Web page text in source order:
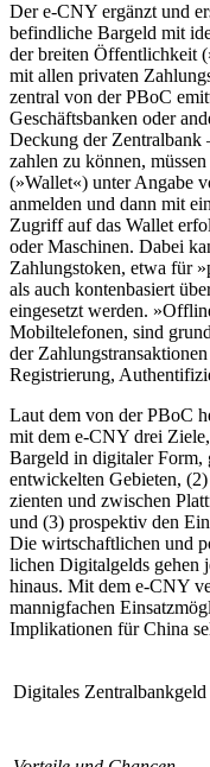
Der e-CNY ergänzt und
befindliche Bargeld mit
der breiten Öffentlichkeit
mit allen privaten
zentral von der PBoC
Geschäftsbanken oder
Deckung der
zahlen zu können,
(»Wallet«) unter Angabe
anmelden und dann mit
Zugriff auf das Wallet
oder Maschinen. Dabei
Zahlungstoken, etwa für
als auch kontenbasiert
eingesetzt werden.
Mobiltelefonen, sind
der
Registrierung,
Laut dem von der PBoC
mit dem e-CNY drei
Bargeld in digitaler Form,
entwickelten Gebieten,
zienten und zwischen
und (3) pro­spektiv den
Die wirtschaftlichen und
lichen Digitalgelds gehen
hinaus. Mit dem e-CNY
mannigfachen
Implikationen für China
Digitales Zentralbankgeld